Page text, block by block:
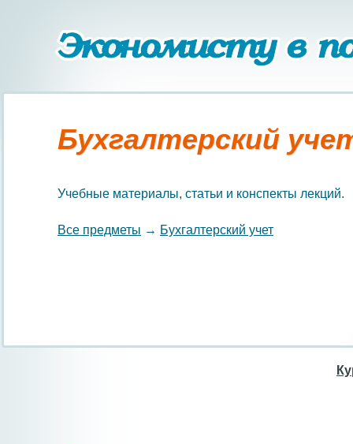
Бухгалтерский
Учебные материалы, статьи и конспекты лекций.
Все предметы → Бухгалтерский учет